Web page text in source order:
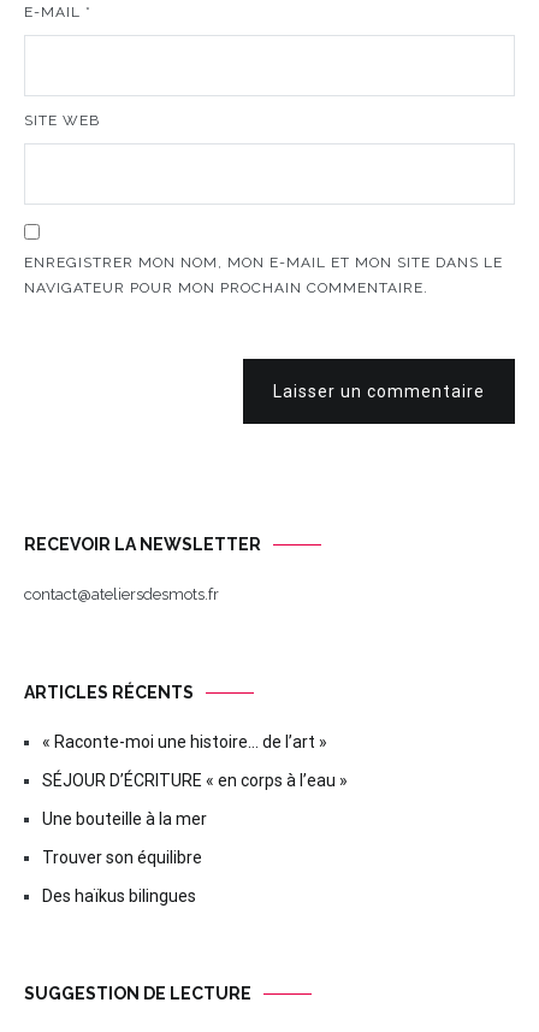
E-MAIL *
SITE WEB
ENREGISTRER MON NOM, MON E-MAIL ET MON SITE DANS LE
NAVIGATEUR POUR MON PROCHAIN COMMENTAIRE.
Laisser un commentaire
RECEVOIR LA NEWSLETTER
contact@ateliersdesmots.fr
ARTICLES RÉCENTS
« Raconte-moi une histoire… de l’art »
SÉJOUR D’ÉCRITURE « en corps à l’eau »
Une bouteille à la mer
Trouver son équilibre
Des haïkus bilingues
SUGGESTION DE LECTURE